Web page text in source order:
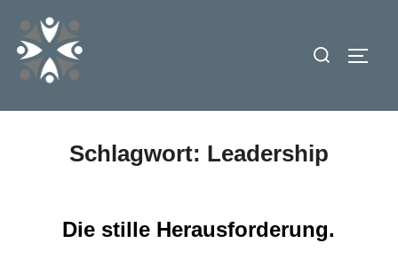
Inhalt
springen
Suchen
Schlagwort: Leadership
Die stille Herausforderung.